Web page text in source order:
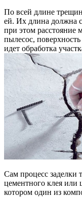
По всей длине
ей. Их длина должна
при этом
пылесос,
идет обработка
Сам процесс
цементного клея или
котором один из